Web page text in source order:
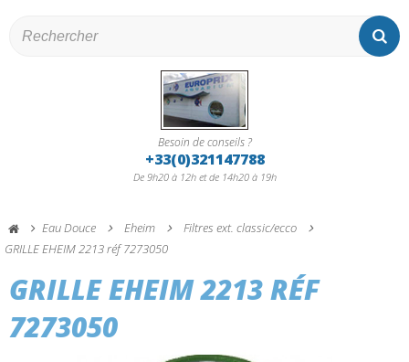
Besoin de conseils ?
+33(0)321147788
De 9h20 à 12h et de 14h20 à 19h
Eau Douce Eheim
Filtres ext. classic/ecco
GRILLE EHEIM 2213 réf 7273050
GRILLE EHEIM 2213 RÉF
7273050